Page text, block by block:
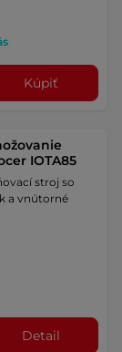
Kúpiť
IOTA85
stroj so
a vnútorné
Detail